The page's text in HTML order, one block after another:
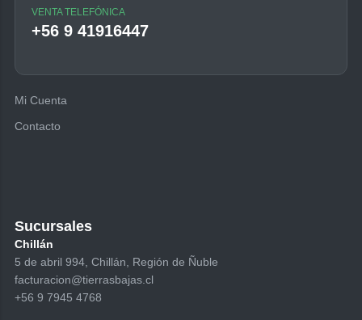
Sucursales
Chillán
5 de abril 994, Chillán, Región de Ñuble
facturacion@tierrasbajas.cl
+56 9 7945 4768
VENTA TELEFÓNICA
+56 9 41916447
Mi Cuenta
Contacto